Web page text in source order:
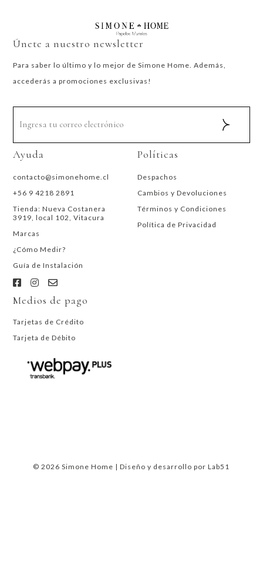
Únete a nuestro newsletter
Para saber lo último y lo mejor de Simone Home. Además,
accederás a promociones exclusivas!
Ayuda
contacto@simonehome.cl
+56 9 4218 2891
Tienda: Nueva Costanera
3919, local 102, Vitacura
Marcas
¿Cómo Medir?
Guía de Instalación
Políticas
Despachos
Cambios y Devoluciones
Términos y Condiciones
Política de Privacidad
Medios de pago
Tarjetas de Crédito
Tarjeta de Débito
© 2026 Simone Home | Diseño y desarrollo porLab51